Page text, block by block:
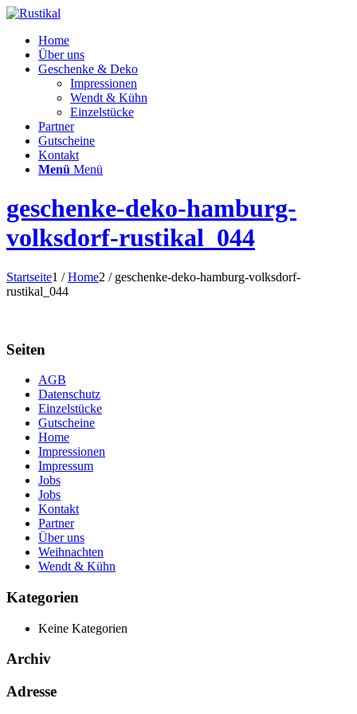
Home
Über uns
Geschenke & Deko
Impressionen
Wendt & Kühn
Einzelstücke
Partner
Gutscheine
Kontakt
Menü Menü
geschenke-deko-hamburg-
volksdorf-rustikal_044
Startseite1 / Home2 / geschenke-deko-hamburg-volksdorf-
rustikal_044
Seiten
AGB
Datenschutz
Einzelstücke
Gutscheine
Home
Impressionen
Impressum
Jobs
Jobs
Kontakt
Partner
Über uns
Weihnachten
Wendt & Kühn
Kategorien
Keine Kategorien
Archiv
Adresse